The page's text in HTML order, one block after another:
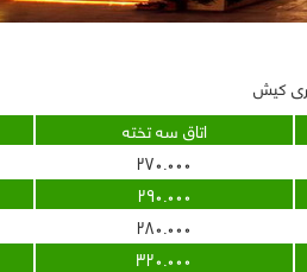
کیش
اتاق سه تخته
270.000
290.000
280.000
320.000